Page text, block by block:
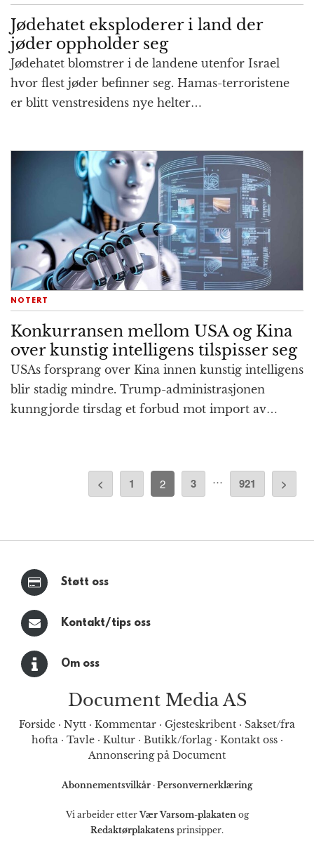
Jødehatet eksploderer i land der
jøder opp­holder seg
Jødehatet blomstrer i de landene uten­for Israel
hvor flest jøder be­finner seg. Hamas-terror­istene
er blitt venstre­sidens nye helter…
NOTERT
Konkurransen mellom USA og Kina
over kunstig intelligens tilspisser seg
USAs forsprang over Kina innen kunstig intelligens
blir stadig mindre. Trump-administrasjonen
kunngjorde tirsdag et forbud mot import av…
Innleggnavigasjon
< 1 2 3 … 921 >
Støtt oss
Kontakt/tips oss
Om oss
Document Media AS
Forside · Nytt · Kommentar · Gjesteskribent · Sakset/fra
hofta· Tavle· Kultur· Butikk/forlag· Kontakt oss·
Annonsering på Document
Abonnementsvilkår · Personvernerklæring
Vi arbeider etterVær Varsom-plakatenog
Redaktørplakatens prinsipper.